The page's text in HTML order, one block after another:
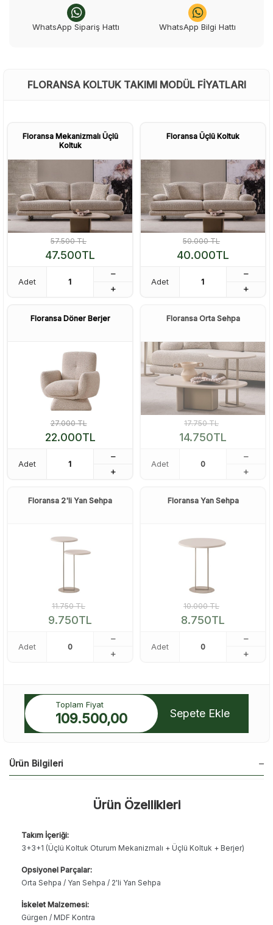
WhatsApp Sipariş Hattı WhatsApp Bilgi Hattı
FLORANSA KOLTUK TAKIMI MODÜL FIYATLARI
Floransa Mekanizmalı Üçlü
Koltuk
57.500TL
47.500TL
Adet
Floransa Üçlü Koltuk
50.000TL
40.000TL
Adet
Floransa Döner Berjer
27.000TL
22.000TL
Adet
Floransa Orta Sehpa
17.750TL
14.750TL
Adet
Floransa 2'li Yan Sehpa
11.750TL
9.750TL
Adet
Floransa Yan Sehpa
10.000TL
8.750TL
Adet
Toplam Fiyat
109.500,00 Sepete Ekle
Ürün Bilgileri
Ürün Özellikleri
Takım İçeriği:
3+3+1 (Üçlü Koltuk Oturum Mekanizmalı + Üçlü Koltuk + Berjer)
Opsiyonel Parçalar:
Orta Sehpa / Yan Sehpa / 2'li Yan Sehpa
İskelet Malzemesi:
Gürgen / MDF Kontra